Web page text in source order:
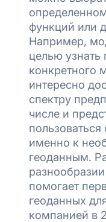
функций или
Например,
целью узнать
конкретного
интересно
спектру
числе и
именно к
геоданным.
помогает
геоданных
компанией в